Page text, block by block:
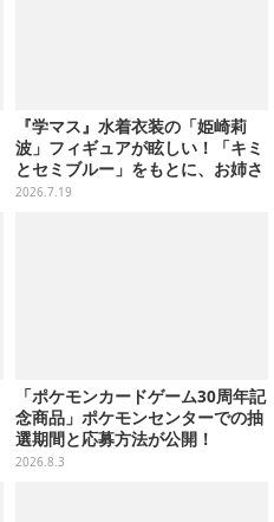
『学マス』水着衣装の「姫崎莉
波」フィギュアが眩しい！「キミ
とセミブルー」をもとに、お姉さ
ん力あふれる姿を立体化
2026.7.19
「ポケモンカードゲーム30周年記
念商品」ポケモンセンターでの抽
選期間と応募方法が公開！
2026.8.3